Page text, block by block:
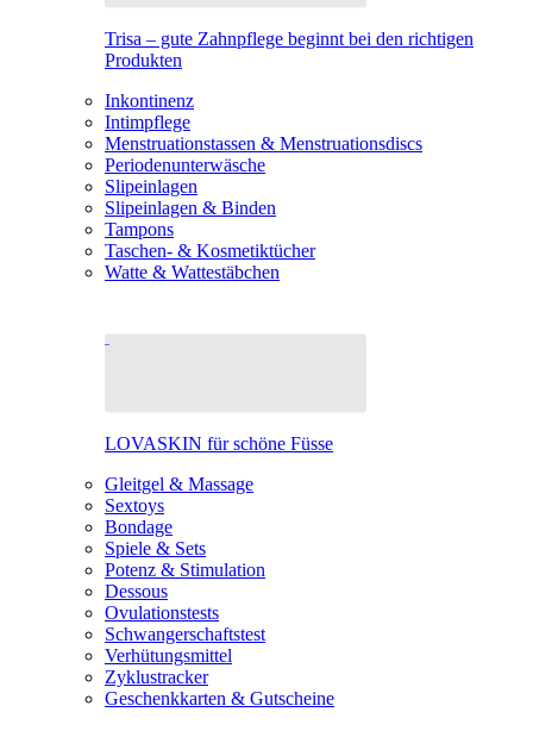
Trisa – gute Zahnpflege beginnt bei den richtigen
Produkten
Inkontinenz
Intimpflege
Menstruationstassen & Menstruationsdiscs
Periodenunterwäsche
Slipeinlagen
Slipeinlagen & Binden
Tampons
Taschen- & Kosmetiktücher
Watte & Wattestäbchen
LOVASKIN für schöne Füsse
Gleitgel & Massage
Sextoys
Bondage
Spiele & Sets
Potenz & Stimulation
Dessous
Ovulationstests
Schwangerschaftstest
Verhütungsmittel
Zyklustracker
Geschenkkarten & Gutscheine